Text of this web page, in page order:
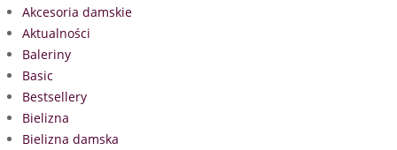
Akcesoria damskie
Aktualności
Baleriny
Basic
Bestsellery
Bielizna
Bielizna damska